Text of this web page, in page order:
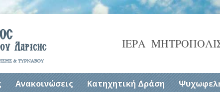
ΙΕΡΑ
Ανακοινώσεις Κατηχητική Δράση